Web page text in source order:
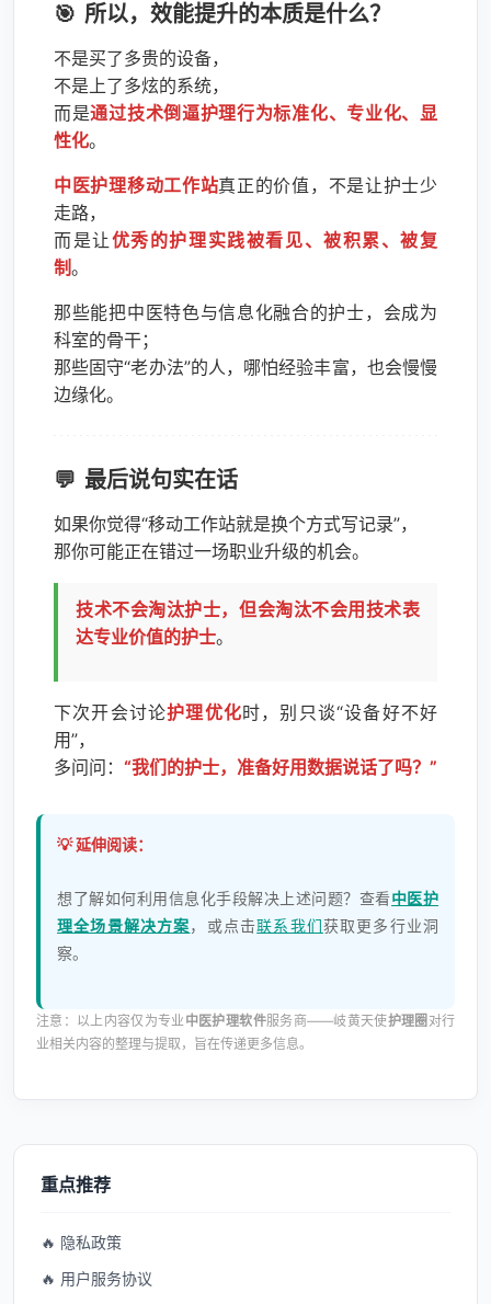
所以，效能提升的本质是什么？
不是买了多贵的设备，
不是上了多炫的系统，
而是通过技术倒逼护理行为标准化、专业化、显
性化。
中医护理移动工作站真正的价值，不是让护士少
走路，
而是让优秀的护理实践被看见、被积累、被复
制。
那些能把中医特色与信息化融合的护士，会成为
科室的骨干；
那些固守“老办法”的人，哪怕经验丰富，也会慢慢
边缘化。
最后说句实在话
如果你觉得“移动工作站就是换个方式写记录”，
那你可能正在错过一场职业升级的机会。
技术不会淘汰护士，但会淘汰不会用技术表
达专业价值的护士。
下次开会讨论护理优化时，别只谈“设备好不好
用”，
多问问： “我们的护士，准备好用数据说话了吗？”
💡 延伸阅读：
想了解如何利用信息化手段解决上述问题？查看中医护
理全场景解决方案，或点击联系我们获取更多行业洞
察。
注意：以上内容仅为专业中医护理软件服务商——岐黄天使护理圈 对行
业相关内容的整理与提取，旨在传递更多信息。
重点推荐
🔥 隐私政策
🔥 用户服务协议